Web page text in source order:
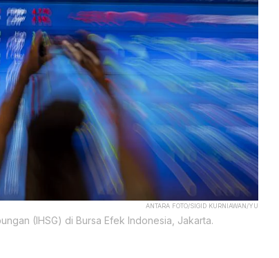
ANTARA FOTO/SIGID KURNIAWAN/YU
(IHSG) di Bursa Efek Indonesia, Jakarta.